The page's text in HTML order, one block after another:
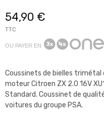
54,90 €
TTC
OU PAYER EN
Coussinets de bielles trimétal
moteur Citroen ZX 2.0 16V
Standard. Coussinet de
voitures du groupe PSA.